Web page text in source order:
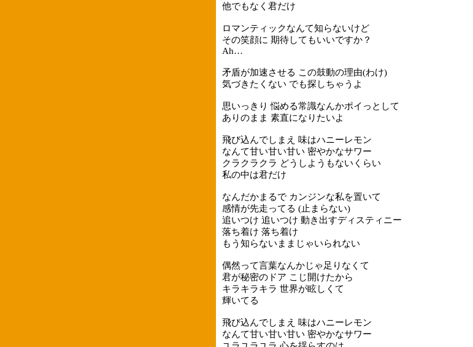
他でもなく君だけ
ロマンティックなんて知らないけど
その笑顔に 期待してもいいですか？
Ah…
矛盾が加速させる この鼓動の理由(わけ)
気づきたくない でも探しちゃうよ
思いっきり 悩める常識なんかポイっとして
ありのまま 素直になりたいよ
飛び込んでしまえ 味はハニーレモン
なんて甘い甘い甘い 密やかなサワー
クラクラクラ どうしようもないくらい
私の中は君だけ
なんだかまるで カンジンな私を置いて
感情が先走ってる (止まらない)
追いつけ 追いつけ 動き出すディスティニー
落ち着け 落ち着け
もう知らないままじゃいられない
偶然って言葉なんかじゃ足りなくて
君が秘密のドア こじ開けたから
キラキラキラ 世界が眩しくて
輝いてる
飛び込んでしまえ 味はハニーレモン
なんて甘い甘い甘い 密やかなサワー